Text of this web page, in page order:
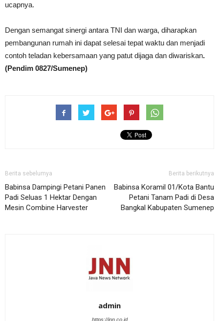
ucapnya.
Dengan semangat sinergi antara TNI dan warga, diharapkan
pembangunan rumah ini dapat selesai tepat waktu dan menjadi
contoh teladan kebersamaan yang patut dijaga dan diwariskan.
(Pendim 0827/Sumenep)
Berita sebelumya
Babinsa Dampingi Petani Panen
Padi Seluas 1 Hektar Dengan
Mesin Combine Harvester
Berita berikutnya
Babinsa Koramil 01/Kota Bantu
Petani Tanam Padi di Desa
Bangkal Kabupaten Sumenep
admin
https://jnn.co.id